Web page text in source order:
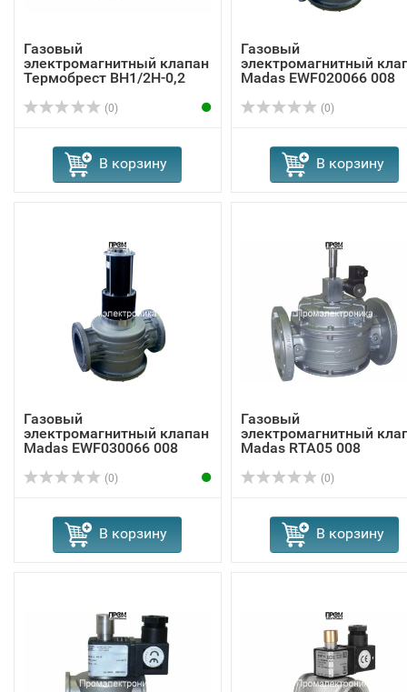
Газовый
электромагнитный клапан
Термобрест ВН1/2Н-0,2
(0)
В корзину
Газовый
электромагнитный
Madas EWF020066 008
(0)
В корзину
Газовый
электромагнитный клапан
Madas EWF030066 008
(0)
В корзину
Газовый
электромагнитный
Madas RTA05 008
(0)
В корзину